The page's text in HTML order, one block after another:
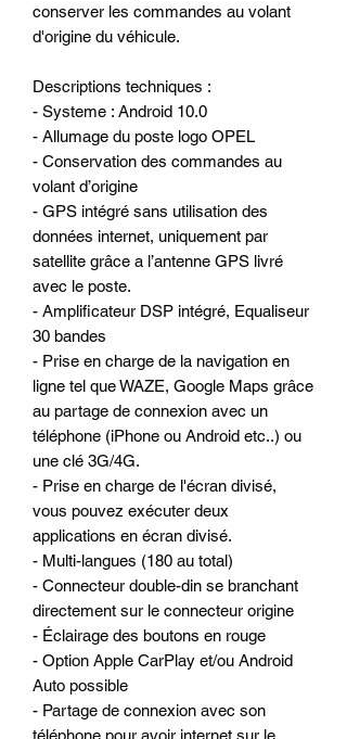
conserver les commandes au volant
d'origine du véhicule.
Descriptions techniques :
- Systeme : Android 10.0
- Allumage du poste logo OPEL
- Conservation des commandes au
volant d’origine
- GPS intégré sans utilisation des
données internet, uniquement par
satellite grâce a l’antenne GPS livré
avec le poste.
- Amplificateur DSP intégré, Equaliseur
30 bandes
- Prise en charge de la navigation en
ligne tel que WAZE, Google Maps grâce
au partage de connexion avec un
téléphone (iPhone ou Android etc..) ou
une clé 3G/4G.
- Prise en charge de l'écran divisé,
vous pouvez exécuter deux
applications en écran divisé.
- Multi-langues (180 au total)
- Connecteur double-din se branchant
directement sur le connecteur origine
- Éclairage des boutons en rouge
- Option Apple CarPlay et/ou Android
Auto possible
- Partage de connexion avec son
téléphone pour avoir internet sur le